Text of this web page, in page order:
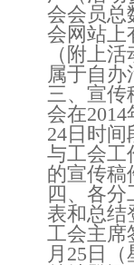
会会员总
会网站上
（附上
属于自办
三、宣传
会在2014
24日时间
与工会工
的宣传稿
四、各分
表和总结
工会主席
月25日（